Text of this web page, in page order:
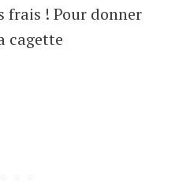
frais ! Pour donner
cagette